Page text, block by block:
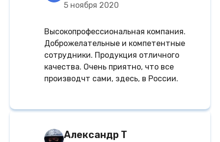
5 ноября 2020
Высокопрофессиональная компания.
Доброжелательные и компетентные
сотрудники. Продукция отличного
качества. Очень приятно, что все
производчт сами, здесь, в России.
Александр Т